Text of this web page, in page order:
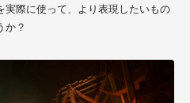
実際に使って、より表現したいもの
か？